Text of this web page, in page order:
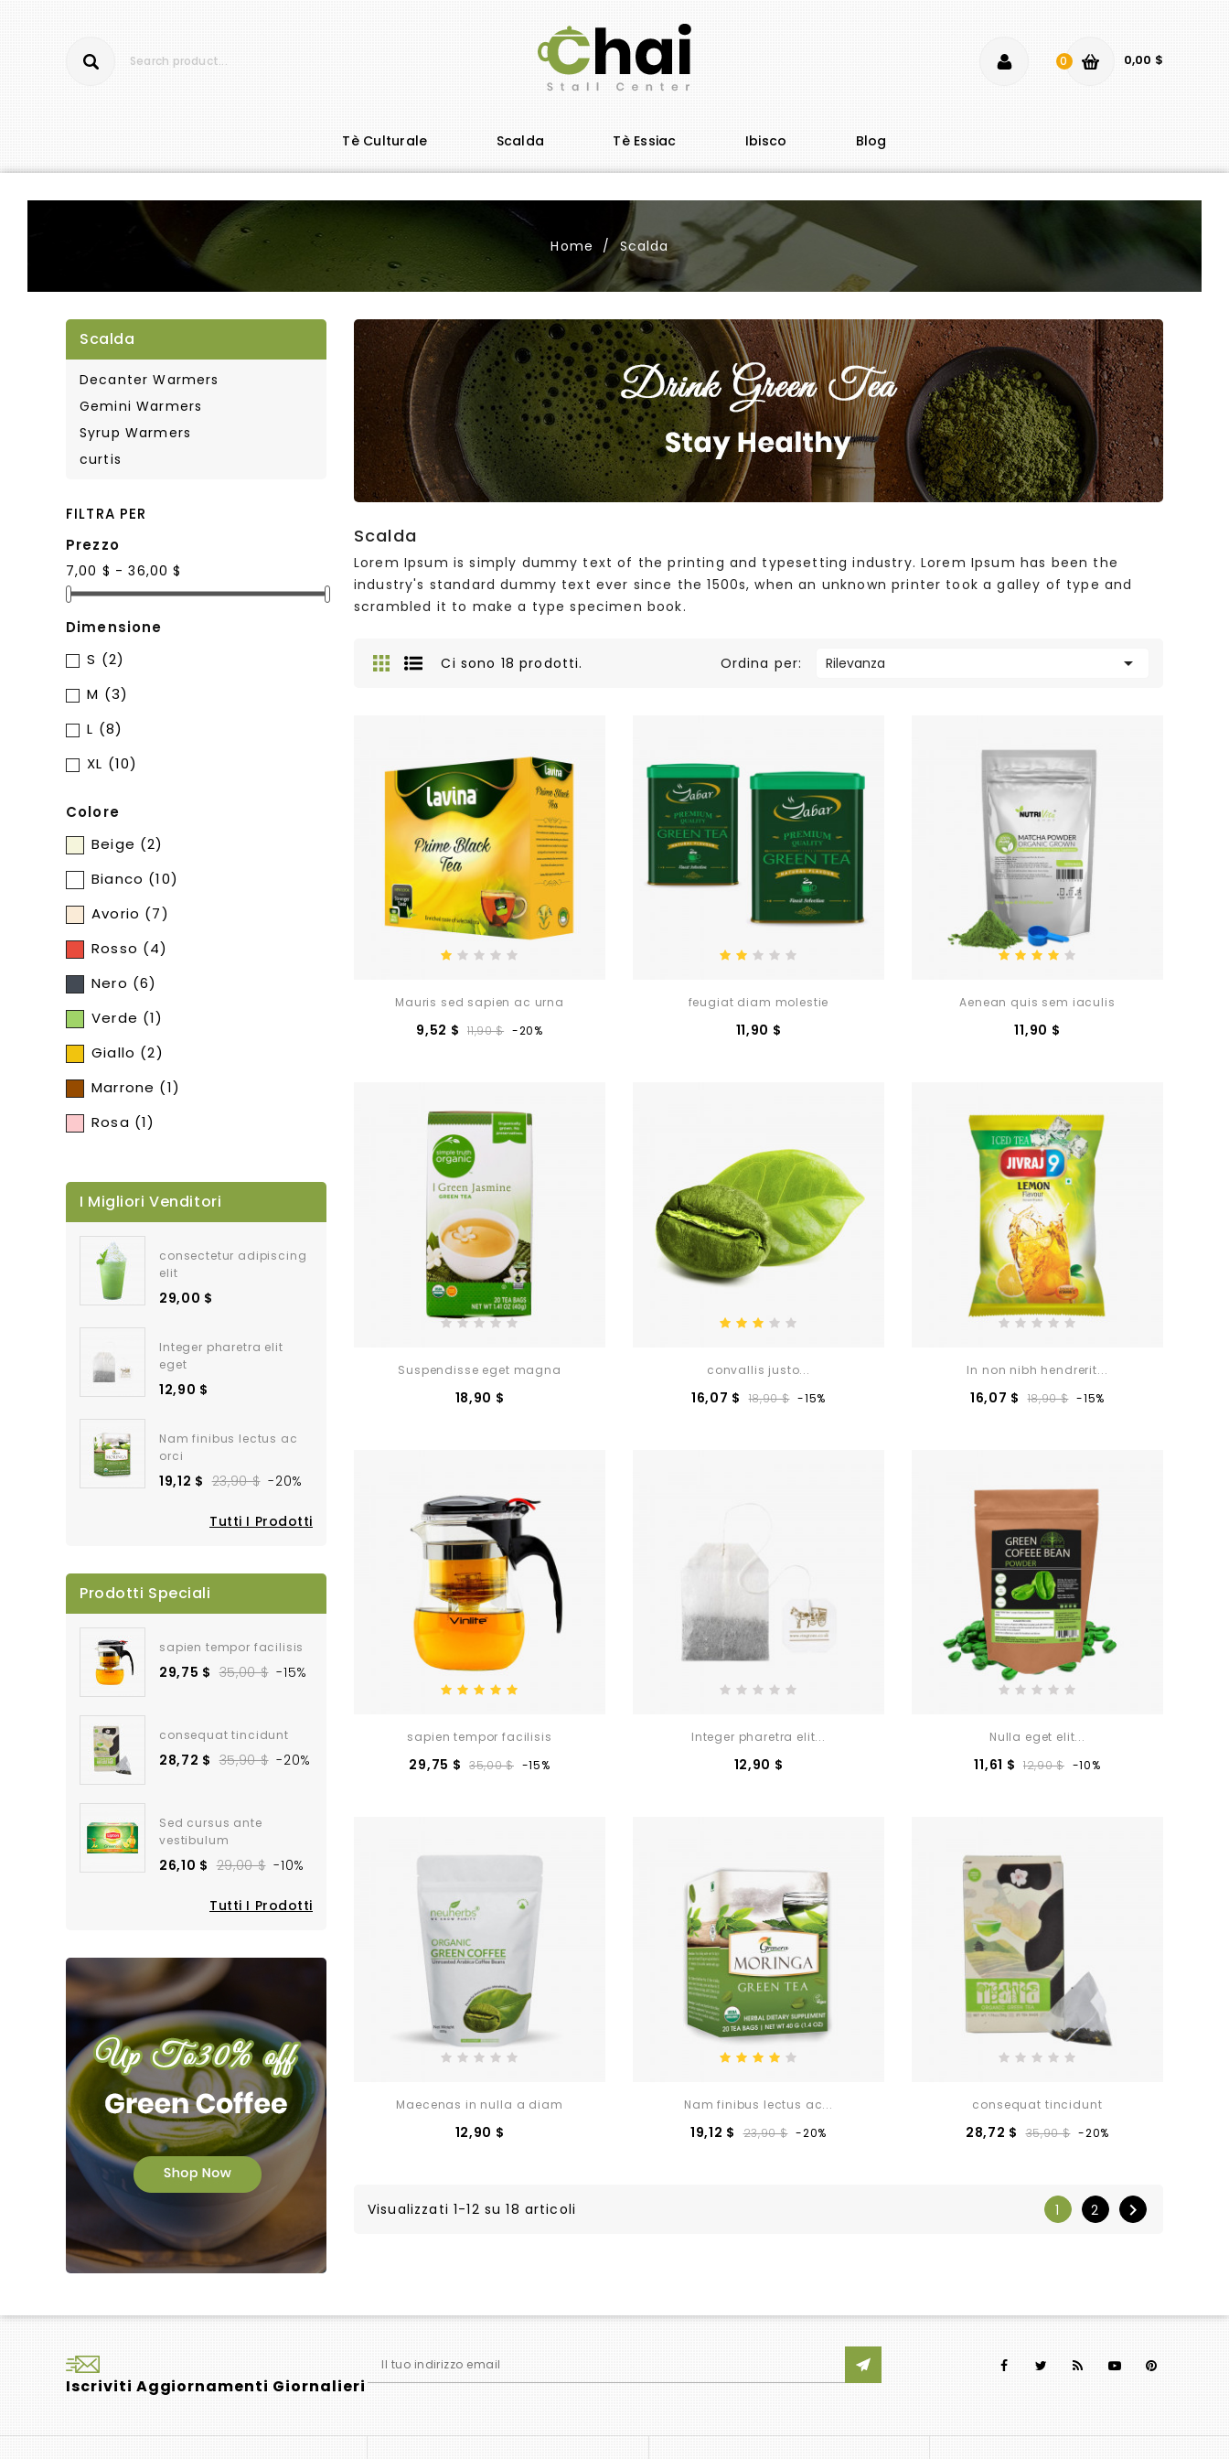
0 0,00 $
Tè Culturale Scalda Tè Essiac Ibisco Blog
Home Scalda
Scalda
Decanter Warmers
Gemini Warmers
Syrup Warmers
curtis
FILTRA PER
Prezzo
7,00 $ - 36,00 $
Dimensione
S (2)
M (3)
L (8)
XL (10)
Colore
Beige (2)
Bianco (10)
Avorio (7)
Rosso (4)
Nero (6)
Verde (1)
Giallo (2)
Marrone (1)
Rosa (1)
I Migliori Venditori
consectetur adipiscing
elit
29,00 $
Integer pharetra elit
eget
12,90 $
Nam finibus lectus ac
orci
19,12 $ 23,90 $ -20%
Tutti I Prodotti
Prodotti Speciali
sapien tempor facilisis
29,75 $ 35,00 $ -15%
consequat tincidunt
28,72 $ 35,90 $ -20%
Sed cursus ante
vestibulum
26,10 $ 29,00 $ -10%
Tutti I Prodotti
Scalda
Lorem Ipsum is simply dummy text of the printing and typesetting industry. Lorem Ipsum has been the
industry's standard dummy text ever since the 1500s, when an unknown printer took a galley of type and
scrambled it to make a type specimen book.
Ci sono 18 prodotti. Ordina per: Rilevanza 
Mauris sed sapien ac urna
9,52 $ Prezzo
11,90 $ Prezzo
-20%
feugiat diam molestie
11,90 $
Aenean quis sem iaculis
11,90 $
Suspendisse eget magna
18,90 $
convallis justo...
16,07 $ Prezzo
18,90 $ Prezzo
-15%
In non nibh hendrerit...
16,07 $ Prezzo
18,90 $ Prezzo
-15%
sapien tempor facilisis
29,75 $ Prezzo
35,00 $ Prezzo
-15%
Integer pharetra elit...
12,90 $
Nulla eget elit...
11,61 $ Prezzo
12,90 $ Prezzo
-10%
Maecenas in nulla a diam
12,90 $
Nam finibus lectus ac...
19,12 $ Prezzo
23,90 $ Prezzo
-20%
consequat tincidunt
28,72 $ Prezzo
35,90 $ Prezzo
-20%
Visualizzati 1-12 su 18 articoli 1 2 
Iscriviti Aggiornamenti Giornalieri